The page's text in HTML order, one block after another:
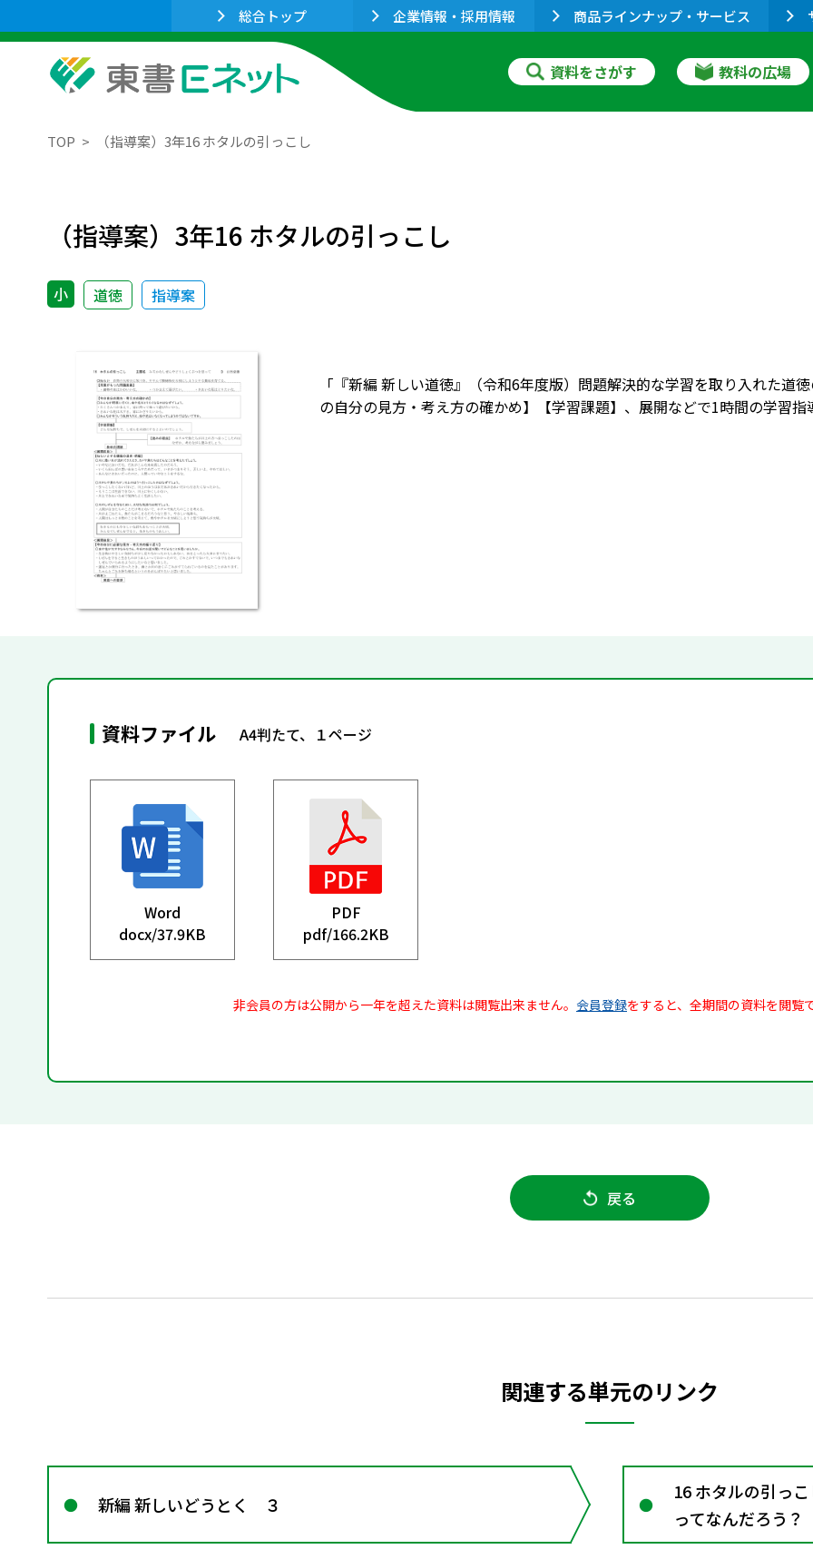
総合トップ 企業情報・採用情報 商品ラインナップ・サービス
資料をさがす 教科の広場
TOP （指導案）3年16 ホタルの引っこし
（指導案）3年16 ホタルの引っこし
小 道徳 指導案
「『新編 新しい道徳』（令和6年度版）問題解決的な学習を取り入れた道
の自分の見方・考え方の確かめ】【学習課題】、展開などで1時間の学習指
資料ファイル A4判たて、１ページ
Word
docx/37.9KB
PDF
pdf/166.2KB
非会員の方は公開から一年を超えた資料は閲覧出来ません。 会員登録をすると、全期間の資料を閲覧
戻る
関連する単元のリンク
新編 新しいどうとく ３
16 ホタルの引っ
ってなんだろう？